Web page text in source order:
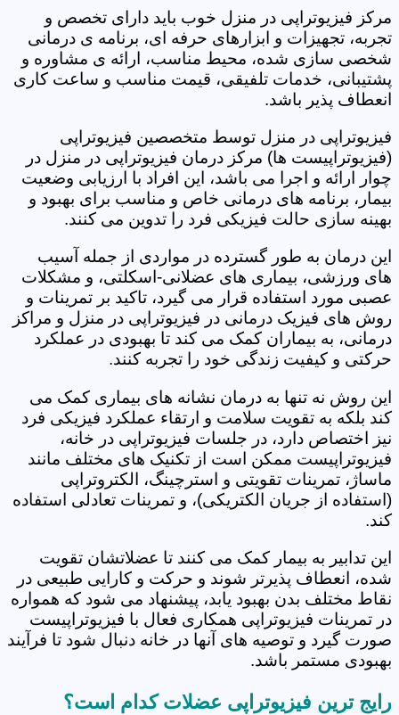
مرکز فیزیوتراپی در منزل خوب باید دارای تخصص و
تجربه، تجهیزات و ابزارهای حرفه ای، برنامه ی درمانی
شخصی سازی شده، محیط مناسب، ارائه ی مشاوره و
پشتیبانی، خدمات تلفیقی، قیمت مناسب و ساعت کاری
انعطاف پذیر باشد.
فیزیوتراپی در منزل توسط متخصصین فیزیوتراپی
(فیزیوتراپیست ها) مرکز درمان فیزیوتراپی در منزل در
چوار ارائه و اجرا می باشد، این افراد با ارزیابی وضعیت
بیمار، برنامه های درمانی خاص و مناسب برای بهبود و
بهینه سازی حالت فیزیکی فرد را تدوین می کنند.
این درمان به طور گسترده در مواردی از جمله آسیب
های ورزشی، بیماری های عضلانی-اسکلتی، و مشکلات
عصبی مورد استفاده قرار می گیرد، تاکید بر تمرینات و
روش های فیزیک درمانی در فیزیوتراپی در منزل و مراکز
درمانی، به بیماران کمک می کند تا بهبودی در عملکرد
حرکتی و کیفیت زندگی خود را تجربه کنند.
این روش نه تنها به درمان نشانه های بیماری کمک می
کند بلکه به تقویت سلامت و ارتقاء عملکرد فیزیکی فرد
نیز اختصاص دارد، در جلسات فیزیوتراپی در خانه،
فیزیوتراپیست ممکن است از تکنیک های مختلف مانند
ماساژ، تمرینات تقویتی و استرچینگ، الکتروتراپی
(استفاده از جریان الکتریکی)، و تمرینات تعادلی استفاده
کند.
این تدابیر به بیمار کمک می کنند تا عضلاتشان تقویت
شده، انعطاف پذیرتر شوند و حرکت و کارایی طبیعی در
نقاط مختلف بدن بهبود یابد، پیشنهاد می شود که همواره
در تمرینات فیزیوتراپی همکاری فعال با فیزیوتراپیست
صورت گیرد و توصیه های آنها در خانه دنبال شود تا فرآیند
بهبودی مستمر باشد.
رایج ترین فیزیوتراپی عضلات کدام است؟